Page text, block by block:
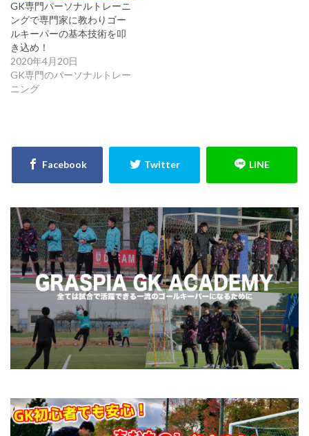
GK専門パーソナルトレーニ
ングで専門家に教わりゴー
ルキーパーの基本技術を叩
き込め！
2020年4月20日
GK専門のパーソナルトレー
ニング